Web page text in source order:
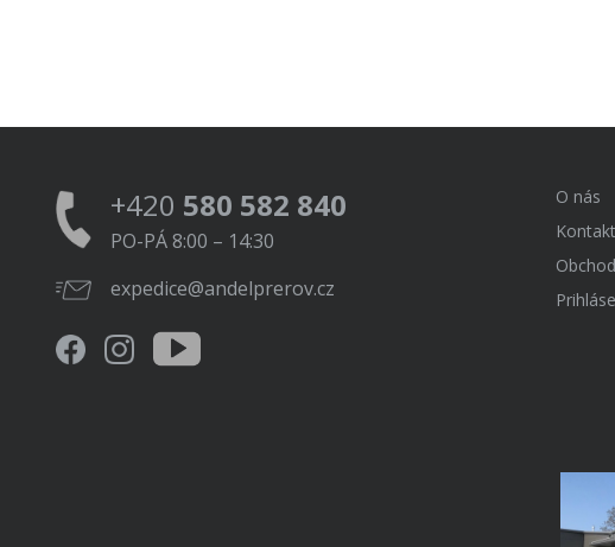
+420 580 582 840
PO-PÁ 8:00 – 14:30
expedice@andelprerov.cz
O nás